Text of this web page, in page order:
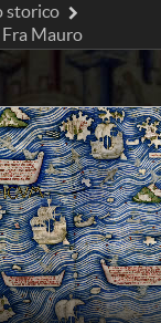
storico
Fra Mauro